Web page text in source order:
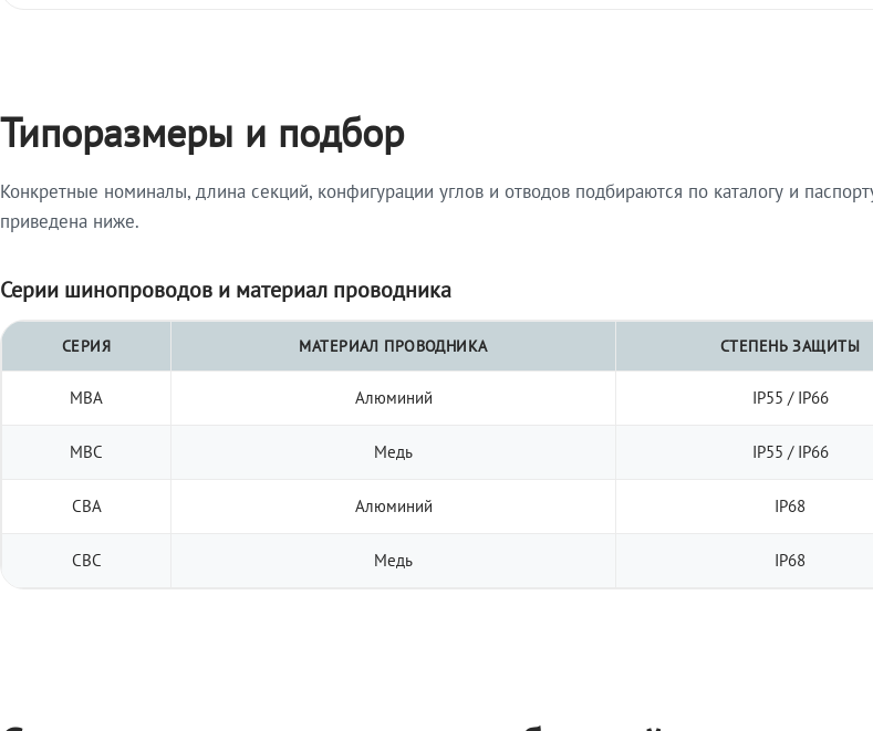
Типоразмеры и подбор
Конкретные номиналы, длина секций, конфигурации углов и отводов подбираются по каталогу и
приведена ниже.
Серии шинопроводов и материал проводника
СЕРИЯ МАТЕРИАЛ ПРОВОДНИКА СТЕПЕНЬ ЗАЩИТЫ
МВА Алюминий IP55 / IP66
МВС Медь IP55 / IP66
СВА Алюминий IP68
СВС Медь IP68